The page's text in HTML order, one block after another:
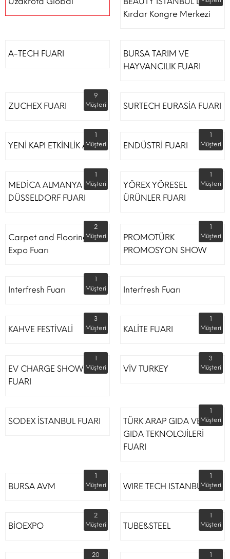
Kırdar Kongre Merkezi
A-TECH FUARI
BURSA TARIM VE
HAYVANCILIK FUARI
ZUCHEX FUARI
9
Müşteri
SURTECH EURASİA FUARI
YENİ KAPI ETKİNLİK ALANI
1
Müşteri
ENDÜSTRİ FUARI
1
Müşteri
MEDİCA ALMANYA
DÜSSELDORF FUARI
1
Müşteri
YÖREX YÖRESEL
ÜRÜNLER FUARI
1
Müşteri
Carpet and Flooring
Expo Fuarı
2
Müşteri
PROMOTÜRK
PROMOSYON SHOW
1
Müşteri
Interfresh Fuarı
1
Müşteri
Interfresh Fuarı
KAHVE FESTİVALİ
3
Müşteri
KALİTE FUARI
1
Müşteri
EV CHARGE SHOW
FUARI
1
Müşteri
VİV TURKEY
3
Müşteri
SODEX İSTANBUL FUARI
TÜRK ARAP GIDA VE
GIDA TEKNOLOJİLERİ
FUARI
1
Müşteri
BURSA AVM
1
Müşteri
WIRE TECH ISTANBUL
1
Müşteri
BİOEXPO
2
Müşteri
TUBE&STEEL
1
Müşteri
20
1